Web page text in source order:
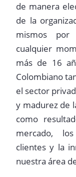
de manera
de la
mismos por
cualquier
más de 16
Colombiano
el sector
y madurez de
como
mercado,
clientes y la
nuestra área